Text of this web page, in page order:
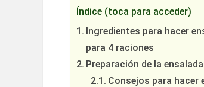
Índice (toca para acceder)
Ingredientes para hacer
para 4 raciones
Preparación de la
Consejos para hacer